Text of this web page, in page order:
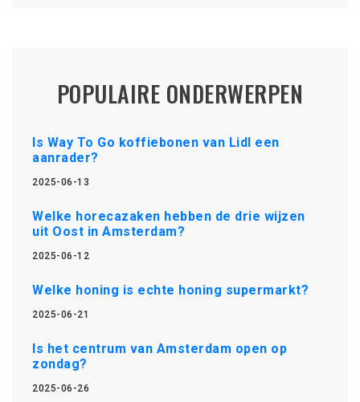
POPULAIRE ONDERWERPEN
Is Way To Go koffiebonen van Lidl een
aanrader?
2025-06-13
Welke horecazaken hebben de drie wijzen
uit Oost in Amsterdam?
2025-06-12
Welke honing is echte honing supermarkt?
2025-06-21
Is het centrum van Amsterdam open op
zondag?
2025-06-26